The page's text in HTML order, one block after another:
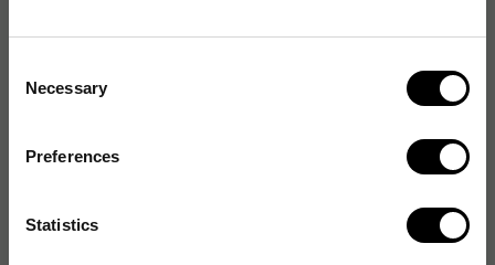
Selection
Necessary
Preferences
Statistics
Köp